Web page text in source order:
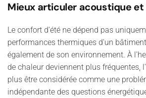
Mieux articuler acoustique
Le confort d'été ne dépend pas
performances thermiques d'un
également de son environnement. À
de chaleur deviennent plus fréquentes,
plus être considérée comme une
indépendante des questions